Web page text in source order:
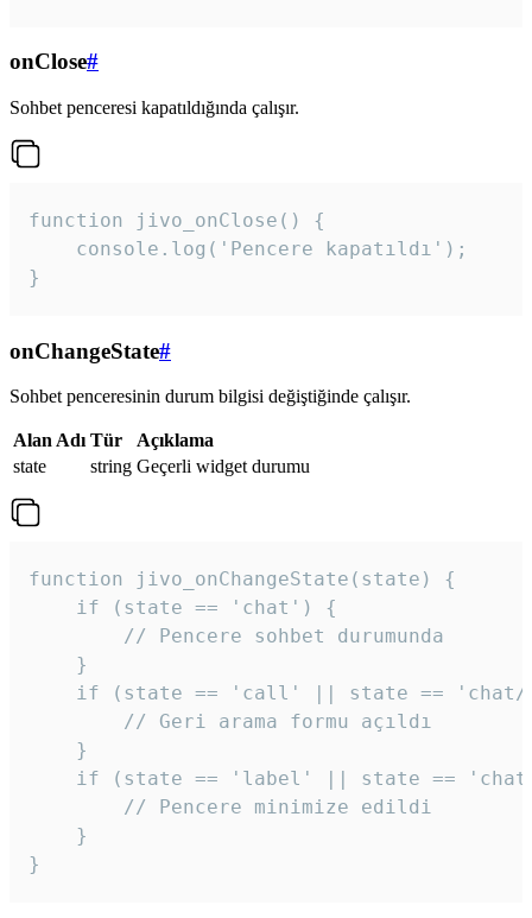
onClose#
Sohbet penceresi kapatıldığında çalışır.
function jivo_onClose() {
    console.log('Pencere kapatıldı');
}
onChangeState#
Sohbet penceresinin durum bilgisi değiştiğinde çalışır.
Alan Adı Tür
Açıklama
state
string Geçerli widget durumu
function jivo_onChangeState(state) {
    if (state == 'chat') {
        // Pencere sohbet durumunda
    }
if (state == 'call' || state ==
        // Geri arama formu açıldı
    }
if (state == 'label' || state ==
        // Pencere minimize edildi
    }
}